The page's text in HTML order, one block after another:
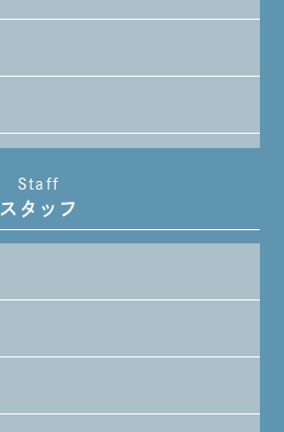
Staff
スタッフ